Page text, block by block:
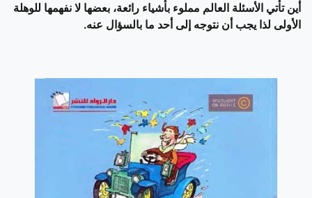
أين تأتي الأسئلة العالم مملوء بأشياء رائعة، بعضها لا نفهمها للوهلة
الأولى لذا يجب أن نتوجه إلى أحد ما بالسؤال عنه.